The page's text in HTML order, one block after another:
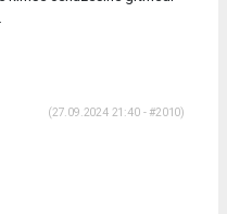
(27.09.2024 21:40 - #2010)